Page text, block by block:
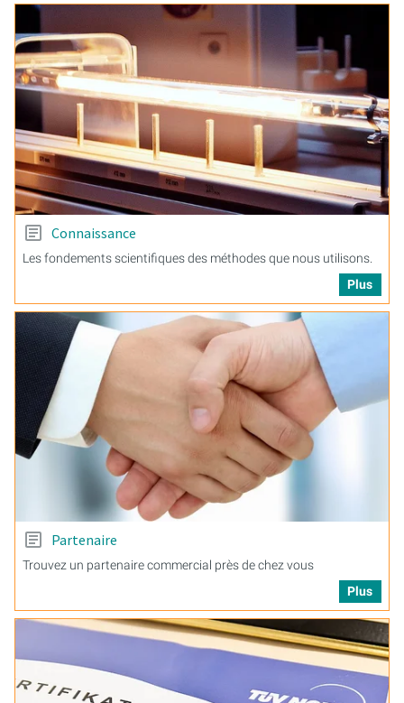
Connaissance
Les fondements scientifiques des méthodes que nous utilisons.
Plus
Partenaire
Trouvez un partenaire commercial près de chez vous
Plus